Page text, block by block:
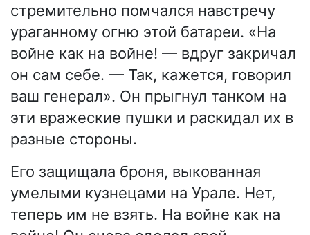
стремительно помчался навстречу
ураганному огню этой батареи. «На
войне как на войне! — вдруг закричал
он сам себе. — Так, кажется, говорил
ваш генерал». Он прыгнул танком на
эти вражеские пушки и раскидал их в
разные стороны.
Его защищала броня, выкованная
умелыми кузнецами на Урале. Нет,
теперь им не взять. На войне как на